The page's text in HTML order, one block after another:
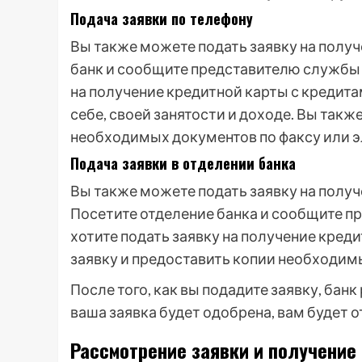
Подача заявки по телефону
Вы также можете подать заявку на
банк и сообщите представителю службы
на получение кредитной карты с
себе, своей занятости и доходе. Вы
необходимых документов по факсу или
Подача заявки в отделении банка
Вы также можете подать заявку на
Посетите отделение банка и сообщите
хотите подать заявку на получение
заявку и предоставить копии
После того, как вы подадите заявку,
ваша заявка будет одобрена, вам будет
Рассмотрение заявки и